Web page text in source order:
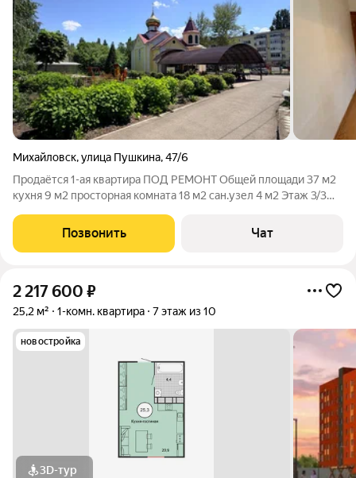
Михайловск,улица Пушкина,47/6
Продаётся 1-ая квартира ПОД РЕМОНТ Общей площади 37 м2
кухня 9 м2 просторная комната 18 м2 сан.узел 4 м2 Этаж 3/3
постройки. Хорошо развитая инфраструктура района, рядом
школа, поликлиника, церковь
Позвонить Чат
2 217 600 ₽
25,2 м² 1-комн. квартира 7 этаж из 10
новостройка
3D-тур